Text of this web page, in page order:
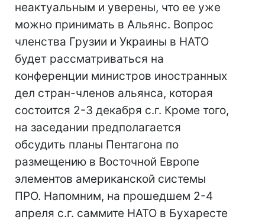
неактуальным и уверены, что ее уже
можно принимать в Альянс. Вопрос
членства Грузии и Украины в НАТО
будет рассматриваться на
конференции министров иностранных
дел стран-членов альянса, которая
состоится 2-3 декабря с.г. Кроме того,
на заседании предполагается
обсудить планы Пентагона по
размещению в Восточной Европе
элементов американской системы
ПРО. Напомним, на прошедшем 2-4
апреля с.г. саммите НАТО в Бухаресте